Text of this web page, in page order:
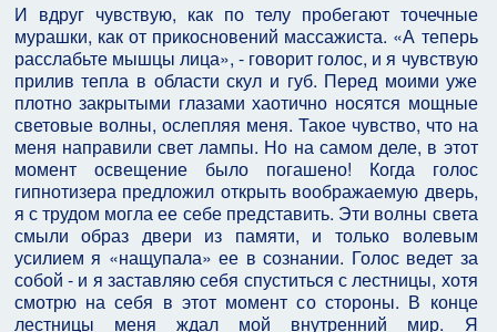
И вдруг чувствую, как по телу пробегают точечные
мурашки, как от прикосновений массажиста. «А теперь
расслабьте мышцы лица», - говорит голос, и я чувствую
прилив тепла в области скул и губ. Перед моими уже
плотно закрытыми глазами хаотично носятся мощные
световые волны, ослепляя меня. Такое чувство, что на
меня направили свет лампы. Но на самом деле, в этот
момент освещение было погашено! Когда голос
гипнотизера предложил открыть воображаемую дверь,
я с трудом могла ее себе представить. Эти волны света
смыли образ двери из памяти, и только волевым
усилием я «нащупала» ее в сознании. Голос ведет за
собой - и я заставляю себя спуститься с лестницы, хотя
смотрю на себя в этот момент со стороны. В конце
лестницы меня ждал мой внутренний мир. Я